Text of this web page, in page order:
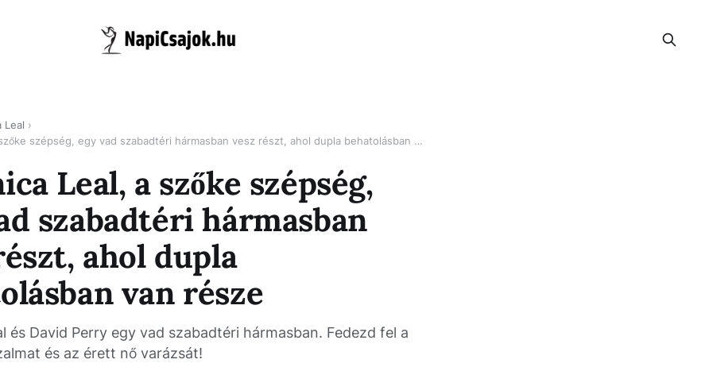
Leal
Veronica Leal, a szőke szépség, egy vad szabadtéri hármasban vesz részt, ahol dupla behatolásban van része
Leal, a szőke szépség,
szabadtéri hármasban
ahol dupla
van része
és David Perry egy vad szabadtéri hármasban. Fedezd fel a
és az érett nő varázsát!